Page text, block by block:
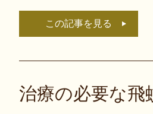
この記事を見る
治療の必要な飛